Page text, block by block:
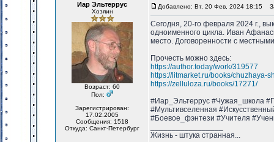
Иар Эльтеррус
Хозяин
Возраст: 60
Пол:
Зарегистрирован:
17.02.2005
Сообщения: 1518
Откуда: Санкт-Петербург
Добавлено: Вт, 20 Фев, 2024 18:15
Сегодня, 20-го февраля 2024 г.,
одноименного цикла. Иван
место. Договоренности с
Прочесть можно здесь:
https://author.today/work/319577
https://litmarket.ru/books/chuzhaya-
https://zelluloza.ru/books/17271/
#Иар_Эльтеррус #Чужая_школа
#Мультивселенная
#Боевое_фэнтези #Учителя
Жизнь - штука странная...